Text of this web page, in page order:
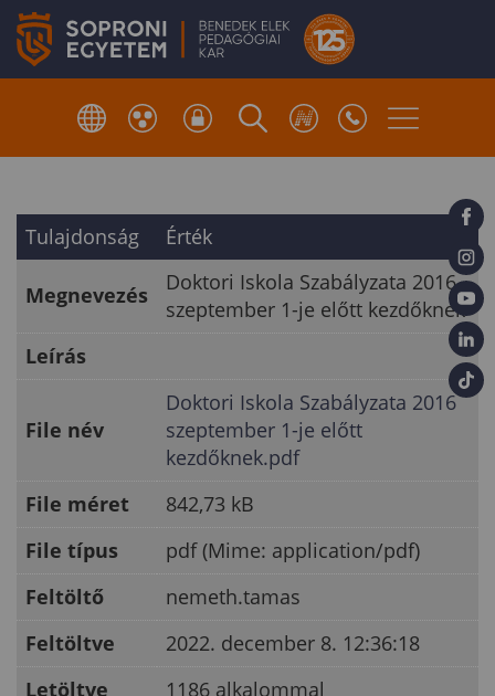
Tulajdonság Érték
Megnevezés
Doktori Iskola Szabályzata 2016
szeptember 1-je előtt kezdőknek
Leírás
File név
Doktori Iskola Szabályzata 2016
szeptember 1-je előtt
kezdőknek.pdf
File méret
842,73 kB
File típus
pdf (Mime: application/pdf)
Feltöltő
nemeth.tamas
Feltöltve
2022. december 8. 12:36:18
Letöltve
1186 alkalommal